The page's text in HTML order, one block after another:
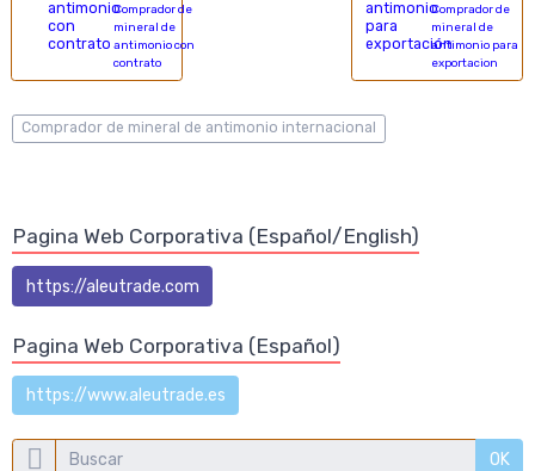
Comprador de
mineral de
antimonio con
contrato
Comprador de
mineral de
antimonio para
exportacion
Comprador de mineral de antimonio internacional
Pagina Web Corporativa (Español/English)
https://aleutrade.com
Pagina Web Corporativa (Español)
https://www.aleutrade.es
OK